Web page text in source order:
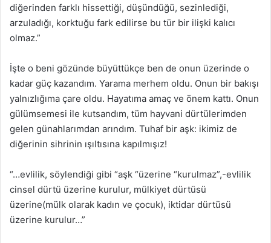
diğerinden farklı hissettiği, düşündüğü, sezinlediği,
arzuladığı, korktuğu fark edilirse bu tür bir ilişki kalıcı
olmaz.”
İşte o beni gözünde büyüttükçe ben de onun üzerinde o
kadar güç kazandım. Yarama merhem oldu. Onun bir bakışı
yalnızlığıma çare oldu. Hayatıma amaç ve önem kattı. Onun
gülümsemesi ile kutsandım, tüm hayvani dürtülerimden
gelen günahlarımdan arındım. Tuhaf bir aşk: ikimiz de
diğerinin sihrinin ışıltısına kapılmışız!
“…evlilik, söylendiği gibi “aşk “üzerine “kurulmaz”,-evlilik
cinsel dürtü üzerine kurulur, mülkiyet dürtüsü
üzerine(mülk olarak kadın ve çocuk), iktidar dürtüsü
üzerine kurulur…”